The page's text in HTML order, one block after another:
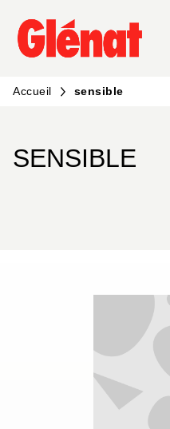
MENU RECHERCHE
PIED DE PAGE
Accueil sensible
SENSIBLE